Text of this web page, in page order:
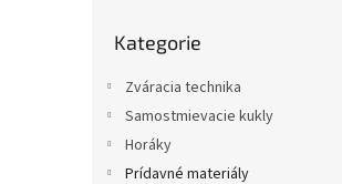
kategorie
Kategorie
Zváracia technika
Samostmievacie kukly
Horáky
Prídavné materiály